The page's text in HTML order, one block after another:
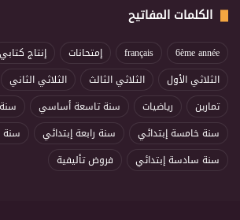
الكلمات المفاتيح
6ème année
français إمتحانات إنتاج كتابي
الثلاثي الأول
الثلاثي الثالث الثلاثي الثاني
تمارين
رياضيات سنة تاسعة أساسي
سنة خامسة إبتدائي
سنة رابعة إبتدائي
سنة سادسة إبتدائي
فروض تأليفية